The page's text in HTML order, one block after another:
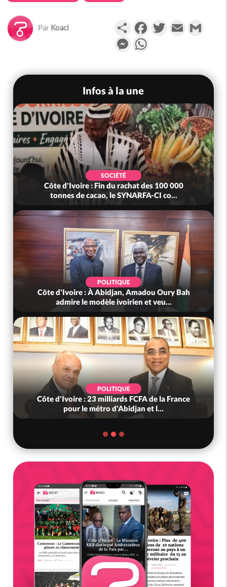
Par Koaci PartagerFacebookTwitterEmail
Messenger
Infos à la une
SOCIÉTÉ
Côte d'Ivoire : Fin du rachat des 100 000
tonnes de cacao, le SYNARFA-CI co...
POLITIQUE
Côte d'Ivoire : À Abidjan, Amadou Oury Bah
admire le modèle ivoirien et veu...
POLITIQUE
Côte d'Ivoire : 23 milliards FCFA de la France
pour le métro d'Abidjan et l...